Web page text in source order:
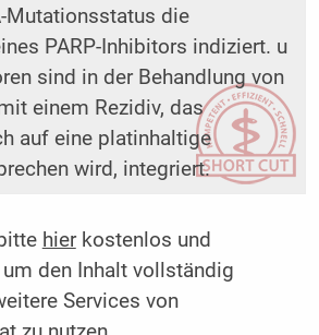
Mutationsstatus die
PARP-Inhibitors indiziert. u
sind in der Behandlung von
einem Rezidiv, das
auf eine platinhaltige
wird, integriert.
hierkostenlos und
den Inhalt vollständig
Services von